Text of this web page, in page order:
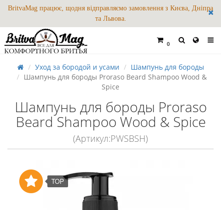
BritvaMag працює, щодня відправляємо замовлення з Києва, Дніпра
та Львова.
0
Уход за бородой и усами
Шампунь для бороды
Шампунь для бороды Proraso Beard Shampoo Wood &
Spice
Шампунь для бороды Proraso
Beard Shampoo Wood & Spice
(Артикул:PWSBSH)
TOP